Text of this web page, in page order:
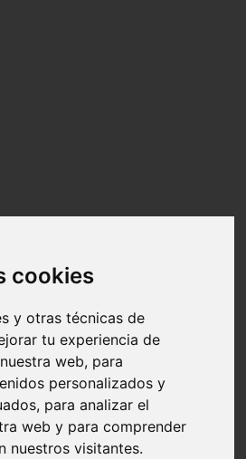
cookies
y otras técnicas de
tu experiencia de
web, para
personalizados y
para analizar el
web y para comprender
nuestros visitantes.
la categoría gatos2. Artículos
calidad en comportamientofelino.es.